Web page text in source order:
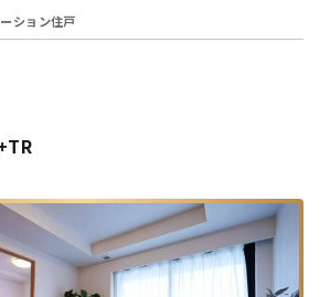
ション住戸